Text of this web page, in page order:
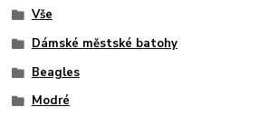
Vše
Dámské městské batohy
Beagles
Modré